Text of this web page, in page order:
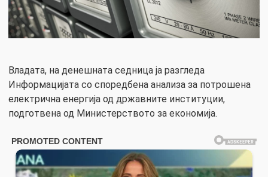
Владата, на денешната седница ја разгледа
Информацијата со споредбена анализа за потрошена
електрична енергија од државните институции,
подготвена од Министерството за економија.